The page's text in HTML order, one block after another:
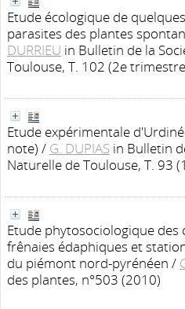
Etude écologique de
parasites des plantes
DURRIEU in Bulletin de la
Toulouse, T. 102 (2e
Etude expérimentale
note) / G. DUPIAS in Bulletin
Naturelle de Toulouse, T. 93
Etude phytosociologique des
frênaies édaphiques et
du piémont nord-pyrénéen /
des plantes, n°503 (2010)